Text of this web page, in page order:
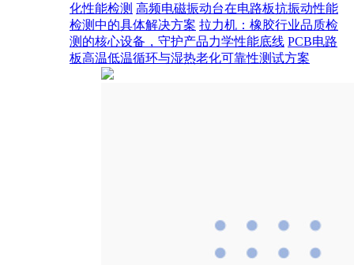
化性能检测 高频电磁振动台在电路板抗振动性能
检测中的具体解决方案 拉力机：橡胶行业品质检
测的核心设备，守护产品力学性能底线 PCB电路
板高温低温循环与湿热老化可靠性测试方案